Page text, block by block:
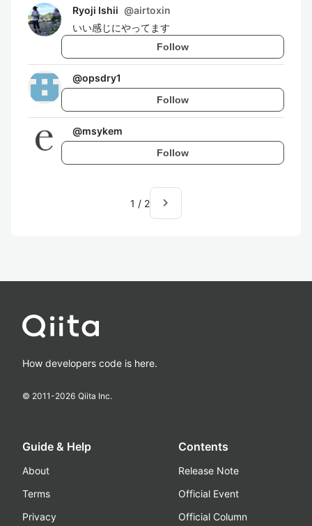
Ryoji Ishii @airtoxin
いい感じにやってます
Follow
@opsdry1
Follow
@msykem
Follow
1 / 2 navigate_next
How developers code is here.
© 2011-2026 Qiita Inc.
Guide & Help
About
Terms
Privacy
Contents
Release Note
Official Event
Official Column